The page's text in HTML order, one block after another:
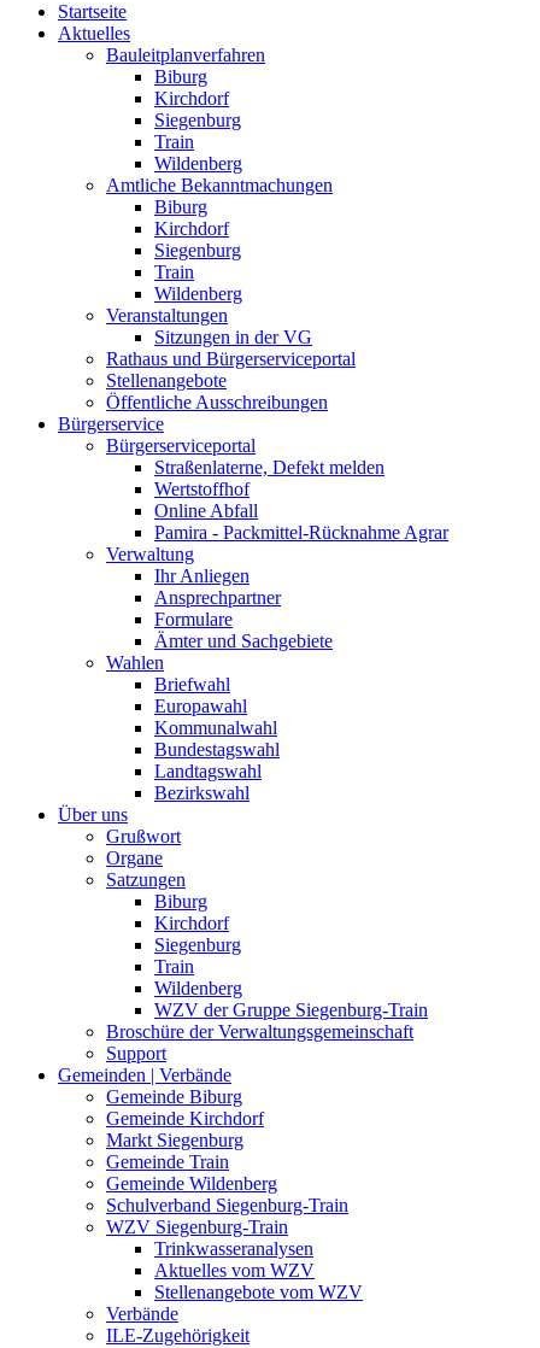
Startseite
Aktuelles
Bauleitplanverfahren
Biburg
Kirchdorf
Siegenburg
Train
Wildenberg
Amtliche Bekanntmachungen
Biburg
Kirchdorf
Siegenburg
Train
Wildenberg
Veranstaltungen
Sitzungen in der VG
Rathaus und Bürgerserviceportal
Stellenangebote
Öffentliche Ausschreibungen
Bürgerservice
Bürgerserviceportal
Straßenlaterne, Defekt melden
Wertstoffhof
Online Abfall
Pamira - Packmittel-Rücknahme Agrar
Verwaltung
Ihr Anliegen
Ansprechpartner
Formulare
Ämter und Sachgebiete
Wahlen
Briefwahl
Europawahl
Kommunalwahl
Bundestagswahl
Landtagswahl
Bezirkswahl
Über uns
Grußwort
Organe
Satzungen
Biburg
Kirchdorf
Siegenburg
Train
Wildenberg
WZV der Gruppe Siegenburg-Train
Broschüre der Verwaltungsgemeinschaft
Support
Gemeinden | Verbände
Gemeinde Biburg
Gemeinde Kirchdorf
Markt Siegenburg
Gemeinde Train
Gemeinde Wildenberg
Schulverband Siegenburg-Train
WZV Siegenburg-Train
Trinkwasseranalysen
Aktuelles vom WZV
Stellenangebote vom WZV
Verbände
ILE-Zugehörigkeit